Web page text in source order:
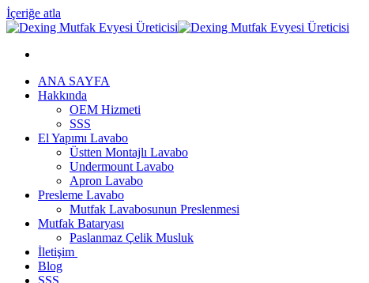
İçeriğe atla
ANA SAYFA
Hakkında
OEM Hizmeti
SSS
El Yapımı Lavabo
Üstten Montajlı Lavabo
Undermount Lavabo
Apron Lavabo
Presleme Lavabo
Mutfak Lavabosunun Preslenmesi
Mutfak Bataryası
Paslanmaz Çelik Musluk
İletişim
Blog
SSS